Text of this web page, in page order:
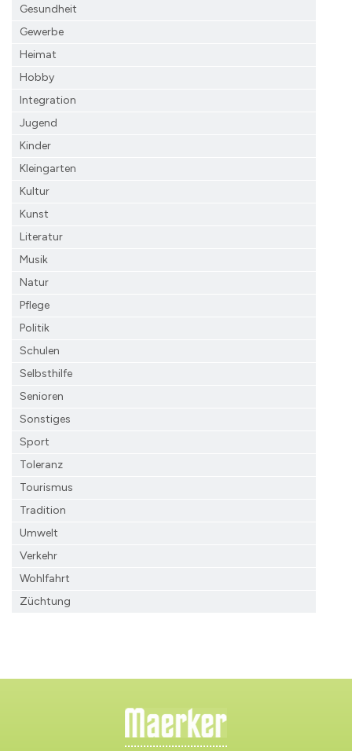
Gesundheit
Gewerbe
Heimat
Hobby
Integration
Jugend
Kinder
Kleingarten
Kultur
Kunst
Literatur
Musik
Natur
Pflege
Politik
Schulen
Selbsthilfe
Senioren
Sonstiges
Sport
Toleranz
Tourismus
Tradition
Umwelt
Verkehr
Wohlfahrt
Züchtung